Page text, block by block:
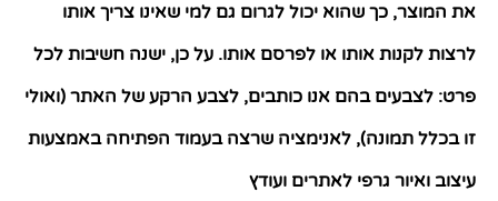
את המוצר, כך שהוא יכול לגרום גם למי שאינו צריך אותו
לרצות לקנות אותו או לפרסם אותו. על כן, ישנה חשיבות לכל
פרט: לצבעים בהם אנו כותבים, לצבע הרקע של האתר (ואולי
זו בכלל תמונה), לאנימציה שרצה בעמוד הפתיחה באמצעות
עיצוב ואיור גרפי לאתרים ועודץ